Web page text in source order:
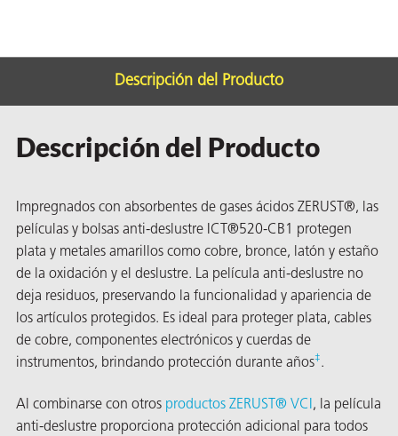
Descripción del Producto
Descripción del Producto
Impregnados con absorbentes de gases ácidos ZERUST®, las
películas y bolsas anti-deslustre ICT®520-CB1 protegen
plata y metales amarillos como cobre, bronce, latón y estaño
de la oxidación y el deslustre. La película anti-deslustre no
deja residuos, preservando la funcionalidad y apariencia de
los artículos protegidos. Es ideal para proteger plata, cables
de cobre, componentes electrónicos y cuerdas de
instrumentos, brindando protección durante años‡.
Al combinarse con otros productos ZERUST® VCI, la película
anti-deslustre proporciona protección adicional para todos